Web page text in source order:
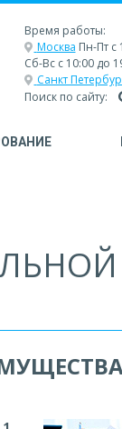
Время работы:
Москва Пн-Пт с
Сб-Вс с 10:00 до
Санкт
Поиск по сайту: